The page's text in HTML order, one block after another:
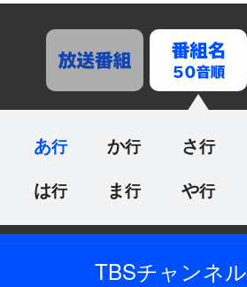
あ か さ
は
ま や
TBSチャンネル